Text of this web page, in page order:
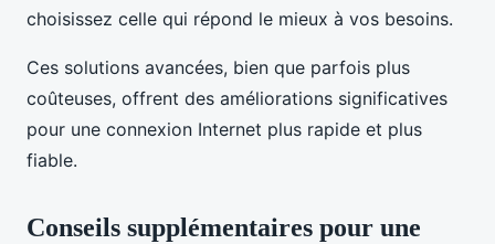
choisissez celle qui répond le mieux à vos besoins.
Ces solutions avancées, bien que parfois plus
coûteuses, offrent des améliorations significatives
pour une connexion Internet plus rapide et plus
fiable.
Conseils supplémentaires pour une